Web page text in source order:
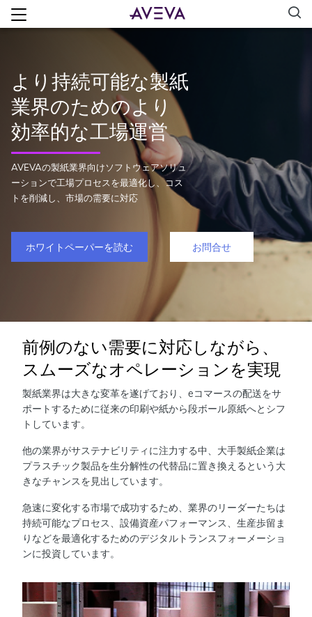
より持続可能な製紙
業界のためのより
効率的な工場運営
AVEVAの製紙業界向けソフトウェアソリュ
ーションで工場プロセスを最適化し、コス
トを削減し、市場の需要に対応
ホワイトペーパーを読む お問合せ
前例のない需要に対応しながら、
スムーズなオペレーションを実現
製紙業界は大きな変革を遂げており、eコマースの配送をサ
ポートするために従来の印刷や紙から段ボール原紙へとシフ
トしています。
他の業界がサステナビリティに注力する中、大手製紙企業は
プラスチック製品を生分解性の代替品に置き換えるという大
きなチャンスを見出しています。
急速に変化する市場で成功するため、業界のリーダーたちは
持続可能なプロセス、設備資産パフォーマンス、生産歩留ま
りなどを最適化するためのデジタルトランスフォーメーショ
ンに投資しています。